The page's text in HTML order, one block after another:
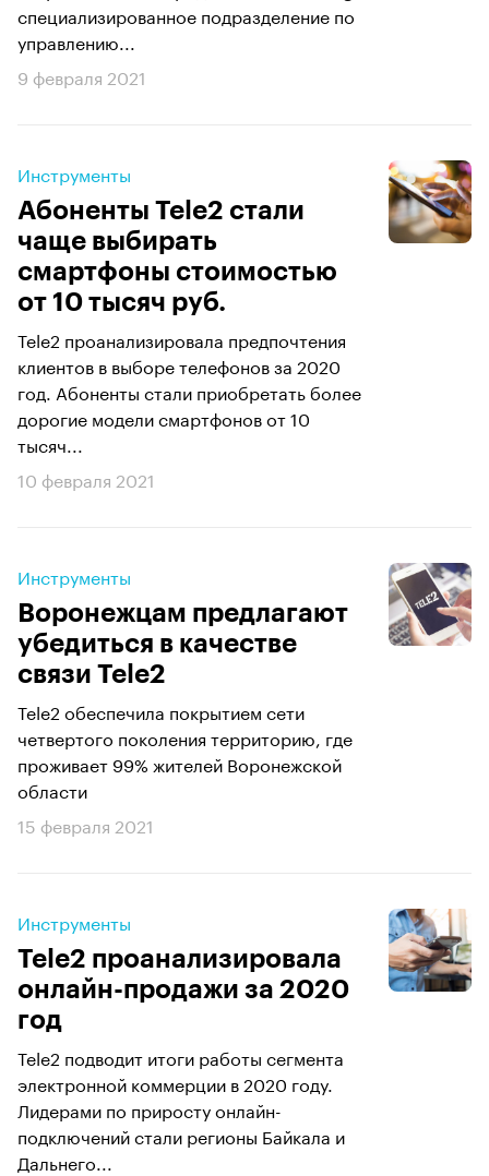
специализированное подразделение по
управлению...
9 февраля 2021
Инструменты
Абоненты Tele2 стали
чаще выбирать
смартфоны стоимостью
от 10 тысяч руб.
Tele2 проанализировала предпочтения
клиентов в выборе телефонов за 2020
год. Абоненты стали приобретать более
дорогие модели смартфонов от 10
тысяч...
10 февраля 2021
Инструменты
Воронежцам предлагают
убедиться в качестве
связи Tele2
Tele2 обеспечила покрытием сети
четвертого поколения территорию, где
проживает 99% жителей Воронежской
области
15 февраля 2021
Инструменты
Tele2 проанализировала
онлайн-продажи за 2020
год
Tele2 подводит итоги работы сегмента
электронной коммерции в 2020 году.
Лидерами по приросту онлайн-
подключений стали регионы Байкала и
Дальнего...